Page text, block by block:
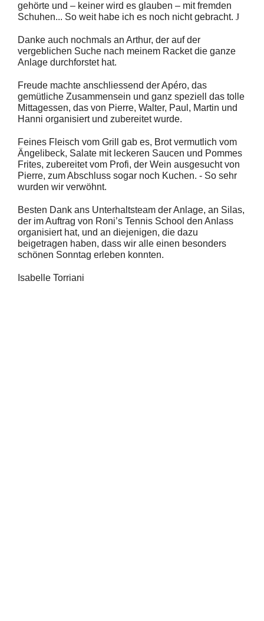
gehörte und – keiner wird es glauben – mit fremden
Schuhen... So weit habe ich es noch nicht gebracht. J
Danke auch nochmals an Arthur, der auf der
vergeblichen Suche nach meinem Racket die ganze
Anlage durchforstet hat.
Freude machte anschliessend der Apéro, das
gemütliche Zusammensein und ganz speziell das tolle
Mittagessen, das von Pierre, Walter, Paul, Martin und
Hanni organisiert und zubereitet wurde.
Feines Fleisch vom Grill gab es, Brot vermutlich vom
Ängelibeck, Salate mit leckeren Saucen und Pommes
Frites, zubereitet vom Profi, der Wein ausgesucht von
Pierre, zum Abschluss sogar noch Kuchen. - So sehr
wurden wir verwöhnt.
Besten Dank ans Unterhaltsteam der Anlage, an Silas,
der im Auftrag von Roni’s Tennis School den Anlass
organisiert hat, und an diejenigen, die dazu
beigetragen haben, dass wir alle einen besonders
schönen Sonntag erleben konnten.
Isabelle Torriani